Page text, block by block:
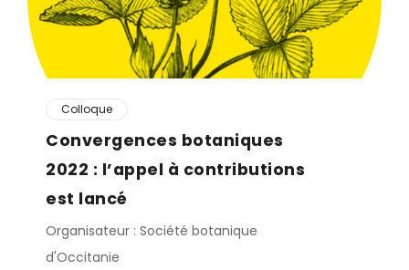
Colloque
Convergences botaniques
2022 : l’appel à contributions
est lancé
Organisateur : Société botanique
d'Occitanie